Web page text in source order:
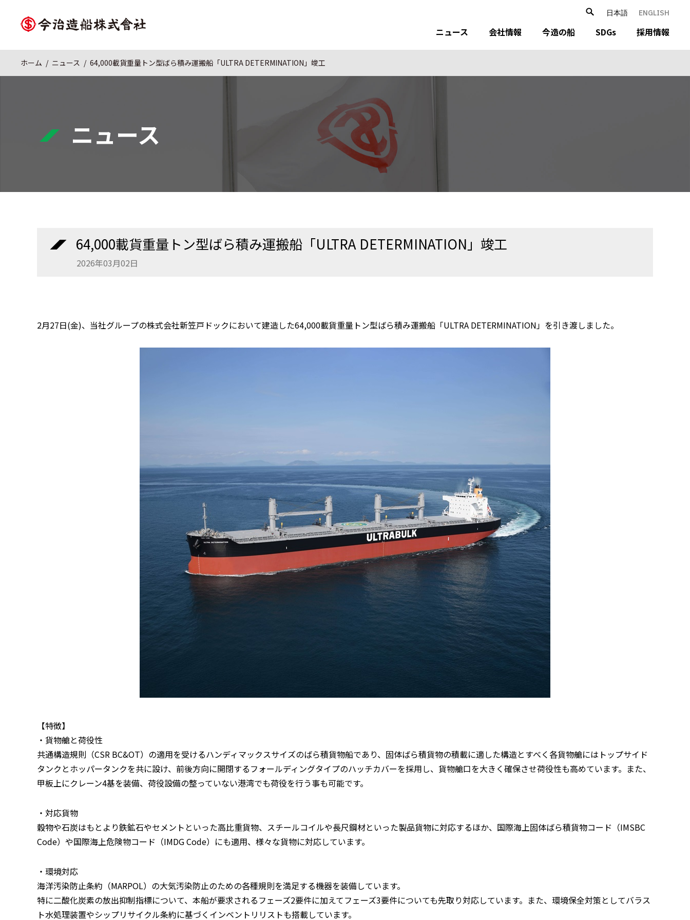
日本語 ENGLISH
ニュース 会社情報 今造の船 SDGs 採用情報
ホーム ニュース 64,000載貨重量トン型ばら積み運搬船「ULTRA DETERMINATION」竣工
ニュース
64,000載貨重量トン型ばら積み運搬船「ULTRA DETERMINATION」竣工
2026年03月02日
2月27日(金)、当社グループの株式会社新笠戸ドックにおいて建造した64,000載貨重量トン型ばら積み運搬船「ULTRA DETERMINATION」を引き渡しました。
【特徴】
・貨物艙と荷役性
共通構造規則（CSR BC&OT）の適用を受けるハンディマックスサイズのばら積貨物船であり、固体ばら積貨物の積載に適した構造とすべく各貨物艙にはトップサイド
タンクとホッパータンクを共に設け、前後方向に開閉するフォールディングタイプのハッチカバーを採用し、貨物艙口を大きく確保させ荷役性も高めています。また、
甲板上にクレーン4基を装備、荷役設備の整っていない港湾でも荷役を行う事も可能です。
・対応貨物
穀物や石炭はもとより鉄鉱石やセメントといった高比重貨物、スチールコイルや長尺鋼材といった製品貨物に対応するほか、国際海上固体ばら積貨物コード（IMSBC
Code）や国際海上危険物コード（IMDG Code）にも適用、様々な貨物に対応しています。
・環境対応
海洋汚染防止条約（MARPOL）の大気汚染防止のための各種規則を満足する機器を装備しています。
特に二酸化炭素の放出抑制指標について、本船が要求されるフェーズ2要件に加えてフェーズ3要件についても先取り対応しています。また、環境保全対策としてバラス
ト水処理装置やシップリサイクル条約に基づくインベントリリストも搭載しています。